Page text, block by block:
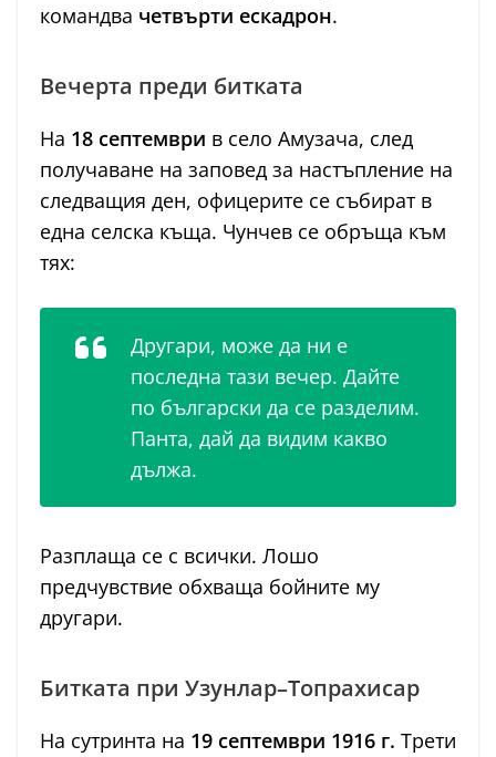
командва четвърти ескадрон.
Вечерта преди битката
На 18 септември в село Амузача, след
получаване на заповед за настъпление на
следващия ден, офицерите се събират в
една селска къща. Чунчев се обръща към
тях:
Другари, може да ни е
последна тази вечер. Дайте
по български да се разделим.
Панта, дай да видим какво
дължа.
Разплаща се с всички. Лошо
предчувствие обхваща бойните му
другари.
Битката при Узунлар–Топрахисар
На сутринта на 19 септември 1916 г. Трети